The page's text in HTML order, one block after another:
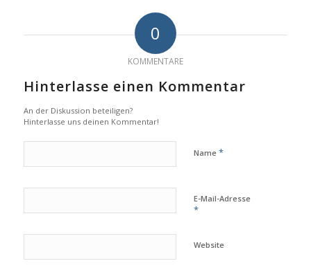
0
KOMMENTARE
Hinterlasse einen Kommentar
An der Diskussion beteiligen?
Hinterlasse uns deinen Kommentar!
Name *
E-Mail-Adresse
*
Website